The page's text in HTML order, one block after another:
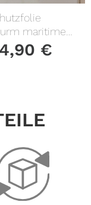
maritime
Fensterdeko
€